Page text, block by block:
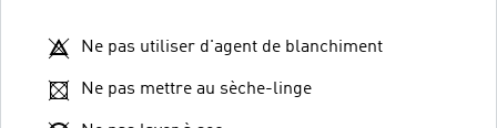
Ne pas utiliser d'agent de blanchiment
Ne pas mettre au sèche-linge